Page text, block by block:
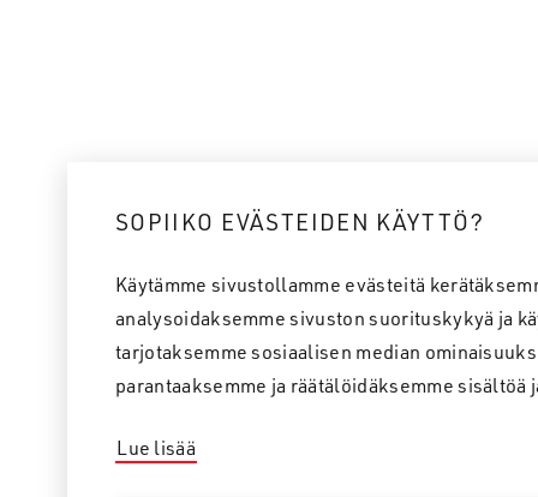
SOPIIKO EVÄSTEIDEN KÄYTTÖ?
Käytämme sivustollamme evästeitä
analysoidaksemme sivuston suorituskykyä ja
tarjotaksemme sosiaalisen median
parantaaksemme ja räätälöidäksemme sisältöä
Lue lisää